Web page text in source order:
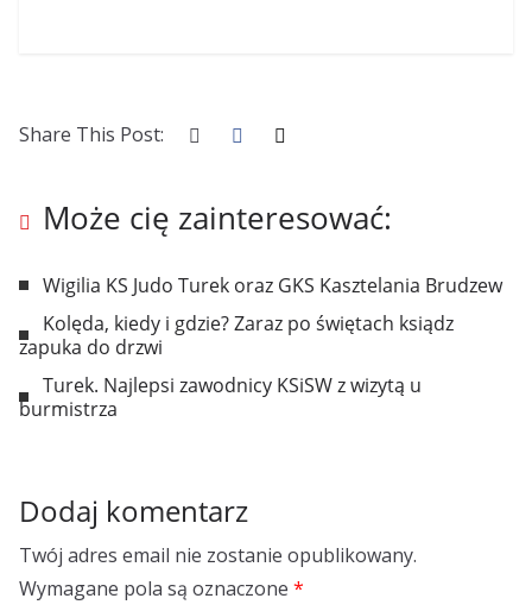
Share This Post:
Może cię zainteresować:
Wigilia KS Judo Turek oraz GKS Kasztelania Brudzew
Kolęda, kiedy i gdzie? Zaraz po świętach ksiądz
zapuka do drzwi
Turek. Najlepsi zawodnicy KSiSW z wizytą u
burmistrza
Dodaj komentarz
Twój adres email nie zostanie opublikowany.
Wymagane pola są oznaczone *